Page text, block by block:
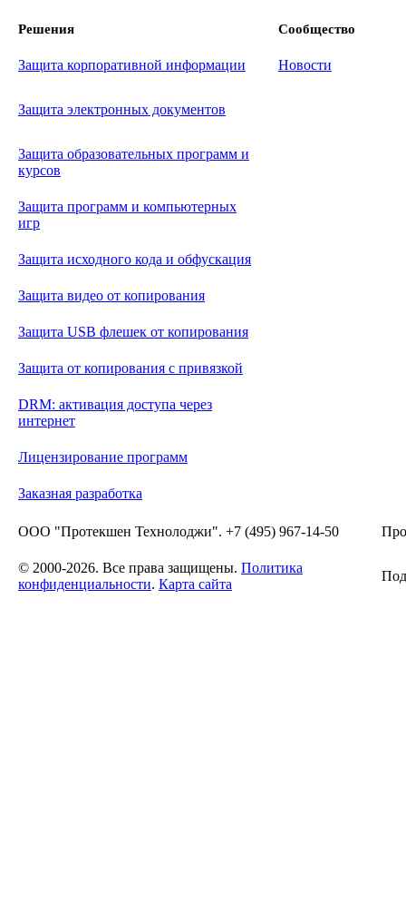
Решения Сообщество
Защита корпоративной информации Новости
Защита электронных документов
Защита образовательных программ и
курсов
Защита программ и компьютерных
игр
Защита исходного кода и обфускация
Защита видео от копирования
Защита USB флешек от копирования
Защита от копирования с привязкой
DRM: активация доступа через
интернет
Лицензирование программ
Заказная разработка
ООО "Протекшен Технолоджи". +7 (495) 967-14-50
© 2000-2026. Все права защищены. Политика
конфиденциальности. Карта сайта